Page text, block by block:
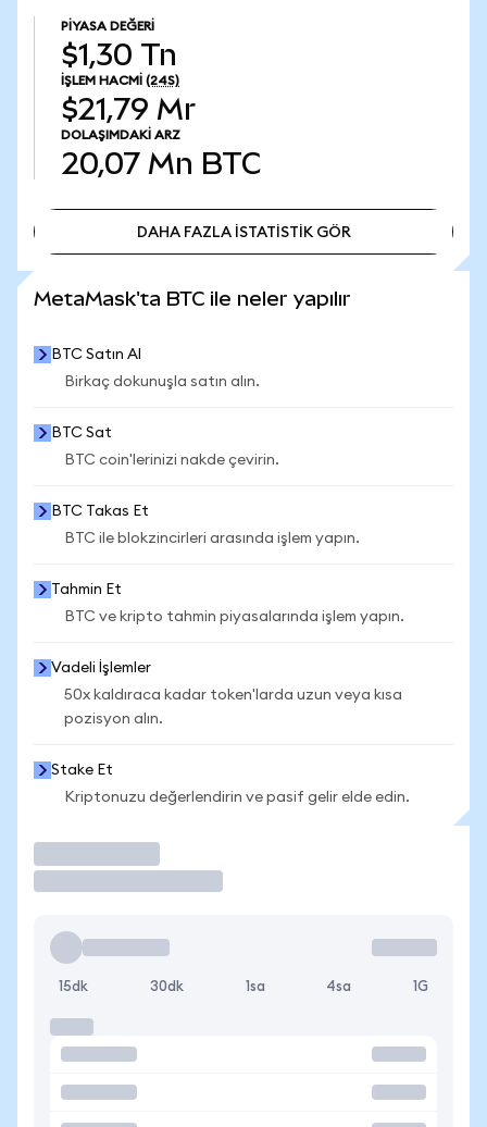
PIYASA DEĞERI
$1,30 Tn
İŞLEM HACMI (24S)
$21,79 Mr
DOLAŞIMDAKI ARZ
20,07 Mn BTC
DAHA FAZLA İSTATİSTİK GÖR
MetaMask'ta BTC ile neler yapılır
BTC Satın Al
Birkaç dokunuşla satın alın.
BTC Sat
BTC coin'lerinizi nakde çevirin.
BTC Takas Et
BTC ile blokzincirleri arasında işlem yapın.
Tahmin Et
BTC ve kripto tahmin piyasalarında işlem yapın.
Vadeli İşlemler
50x kaldıraca kadar token'larda uzun veya kısa
pozisyon alın.
Stake Et
Kriptonuzu değerlendirin ve pasif gelir elde edin.
15dk 30dk 1sa 4sa 1G